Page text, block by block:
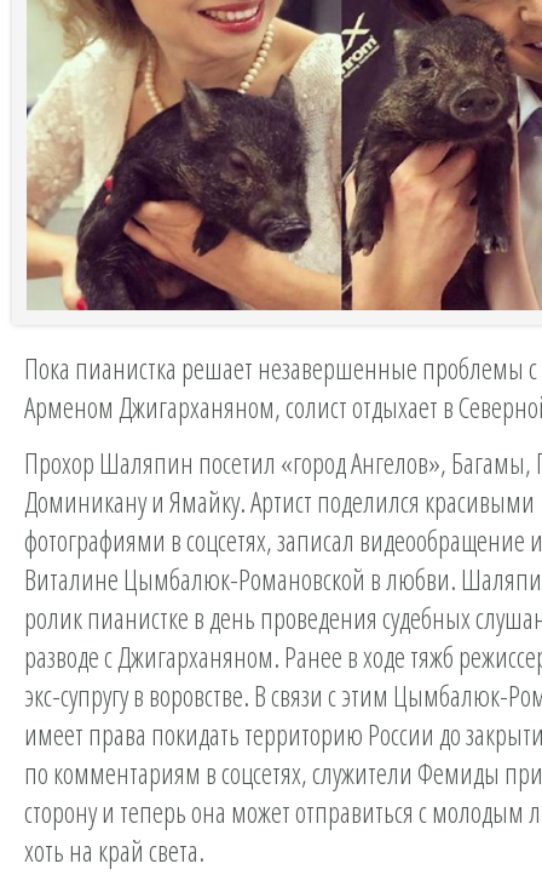
Пока пианистка решает незавершенные проблемы
Арменом Джигарханяном, солист отдыхает в
Прохор Шаляпин посетил «город Ангелов», Багамы,
Доминикану и Ямайку. Артист поделился красивыми
фотографиями в соцсетях, записал видеообращение
Виталине Цымбалюк-Романовской в любви.
ролик пианистке в день проведения судебных
разводе с Джигарханяном. Ранее в ходе тяжб
экс-супругу в воровстве. В связи с этим Цымбалюк-
имеет права покидать территорию России до
по комментариям в соцсетях, служители Фемиды
сторону и теперь она может отправиться с
хоть на край света.